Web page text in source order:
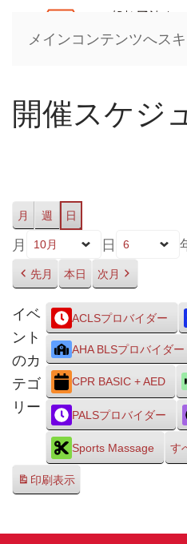
メインコンテンツへス
開催スケジ
月 週 日
月 日
先月 本日 次月
イベ
ント
のカ
テゴ
リー
ACLSプロバイダー
AHA BLSプロバイダー
CPR BASIC + AED
PALSプロバイダー
Sports Massage す
印刷表示